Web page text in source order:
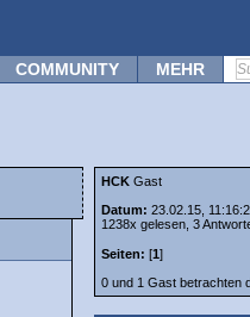
COMMUNITY MEHR
HCK Gast
Datum: 23.02.15,
1238x gelesen, 3
Seiten: [1]
0 und 1 Gast betrachten